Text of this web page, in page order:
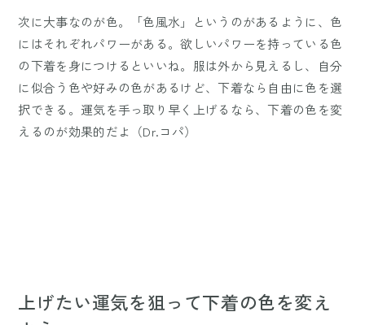
次に大事なのが色。「色風水」というのがあるように、色
にはそれぞれパワーがある。欲しいパワーを持っている色
の下着を身につけるといいね。服は外から見えるし、自分
に似合う色や好みの色があるけど、下着なら自由に色を選
択できる。運気を手っ取り早く上げるなら、下着の色を変
えるのが効果的だよ（Dr.コパ）
上げたい運気を狙って下着の色を変え